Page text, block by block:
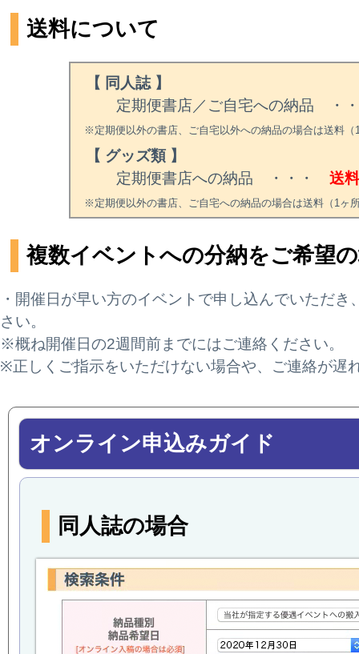
送料について
【 同人誌 】
定期便書店／ご自宅への納品 ・
※定期便以外の書店、ご自宅以外への納品の場合は送料
【 グッズ類 】
定期便書店への納品 ・・・送
※定期便以外の書店、ご自宅への納品の場合は送料（1ヶ
複数イベントへの分納をご希望
・開催日が早い方のイベントで申し込んでいただき
さい。
※概ね開催日の2週間前までにはご連絡ください。
※正しくご指示をいただけない場合や、ご連絡が遅
オンライン申込みガイド
同人誌の場合